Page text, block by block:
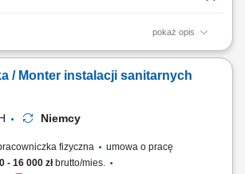
pokaż opis
Montaż instalacji hydraulicznych w
wodno-grzewczych, Biały Montaż: umywalki,
Umiejętność współpracy w zespole Polsko-
/ Monter instalacji sanitarnych
Niemcy
fizyczna
umowa o pracę
- 16 000 złbrutto/mies.